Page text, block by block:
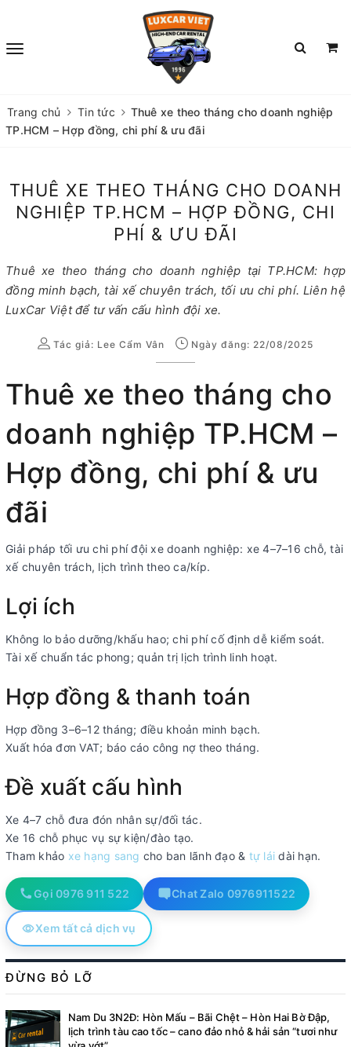
Trang chủ Tin tức
Thuê xe theo tháng cho doanh nghiệp
TP.HCM – Hợp đồng, chi phí & ưu đãi
THUÊ XE THEO THÁNG CHO DOANH
NGHIỆP TP.HCM – HỢP ĐỒNG, CHI
PHÍ & ƯU ĐÃI
Thuê xe theo tháng cho doanh nghiệp tại TP.HCM: hợp
đồng minh bạch, tài xế chuyên trách, tối ưu chi phí. Liên hệ
LuxCar Việt để tư vấn cấu hình đội xe.
Tác giả: Lee Cẩm Vân Ngày đăng: 22/08/2025
Thuê xe theo tháng cho
doanh nghiệp TP.HCM –
Hợp đồng, chi phí & ưu
đãi
Giải pháp tối ưu chi phí đội xe doanh nghiệp: xe 4–7–16 chỗ, tài
xế chuyên trách, lịch trình theo ca/kíp.
Lợi ích
Không lo bảo dưỡng/khấu hao; chi phí cố định dễ kiểm soát.
Tài xế chuẩn tác phong; quản trị lịch trình linh hoạt.
Hợp đồng & thanh toán
Hợp đồng 3–6–12 tháng; điều khoản minh bạch.
Xuất hóa đơn VAT; báo cáo công nợ theo tháng.
Đề xuất cấu hình
Xe 4–7 chỗ đưa đón nhân sự/đối tác.
Xe 16 chỗ phục vụ sự kiện/đào tạo.
Tham khảo xe hạng sang cho ban lãnh đạo & tự lái dài hạn.
Gọi 0976 911 522 Chat Zalo 0976911522
Xem tất cả dịch vụ
ĐỪNG BỎ LỠ
Nam Du 3N2Đ: Hòn Mấu – Bãi Chệt – Hòn Hai Bờ Đập,
lịch trình tàu cao tốc – cano đảo nhỏ & hải sản “tươi như